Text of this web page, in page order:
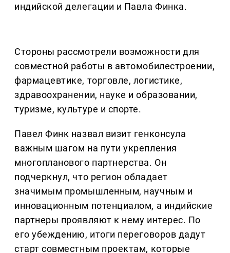
индийской делегации и Павла Финка.
Стороны рассмотрели возможности для
совместной работы в автомобилестроении,
фармацевтике, торговле, логистике,
здравоохранении, науке и образовании,
туризме, культуре и спорте.
Павел Финк назвал визит генконсула
важным шагом на пути укрепления
многопланового партнерства. Он
подчеркнул, что регион обладает
значимым промышленным, научным и
инновационным потенциалом, а индийские
партнеры проявляют к нему интерес. По
его убеждению, итоги переговоров дадут
старт совместным проектам, которые